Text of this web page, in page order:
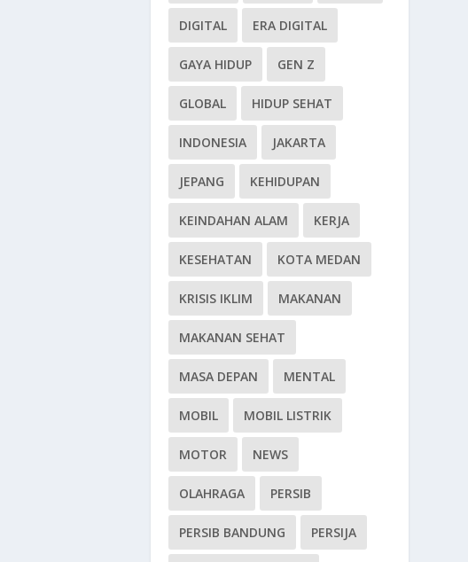
DIGITAL ERA DIGITAL
GAYA HIDUP GEN Z
GLOBAL HIDUP SEHAT
INDONESIA JAKARTA
JEPANG KEHIDUPAN
KEINDAHAN ALAM KERJA
KESEHATAN KOTA MEDAN
KRISIS IKLIM MAKANAN
MAKANAN SEHAT
MASA DEPAN MENTAL
MOBIL MOBIL LISTRIK
MOTOR NEWS
OLAHRAGA PERSIB
PERSIB BANDUNG PERSIJA